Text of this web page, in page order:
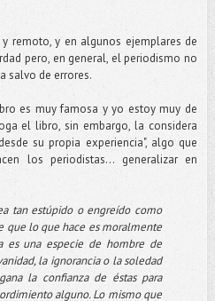
remoto, y en algunos ejemplares de
pero, en general, el periodismo no
salvo de errores.
es muy famosa y yo estoy muy de
el libro, sin embargo, la considera
su propia experiencia", algo que
los periodistas... generalizar en
tan estúpido o engreído como
que lo que hace es moralmente
es una especie de hombre de
la ignorancia o la soledad
la confianza de éstas para
alguno. Lo mismo que